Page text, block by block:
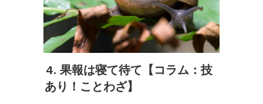
4. 果報は寝て待て【コラム：技
あり！ことわざ】